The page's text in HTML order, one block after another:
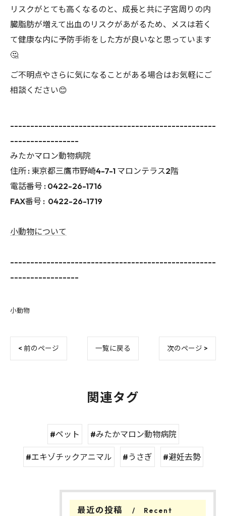
リスクがとても高くなるのと、成長と共に子宮周りの内
臓脂肪が増えて出血のリスクがあがるため、メスは若く
て健康な内に予防手術をした方が良いなと思っています
🤔
ご不明点やさらに気になることがある場合はお気軽にご
相談ください😊
---------------------------------------------------
-----------------
みたかマロン動物病院
住所 : 東京都三鷹市野崎4-7-1 マロンテラス2階
電話番号 : 0422-26-1716
FAX番号 : 0422-26-1719
小動物について
---------------------------------------------------
-----------------
小動物
< 前のページ 一覧に戻る 次のページ >
関連タグ
#ペット #みたかマロン動物病院
#エキゾチックアニマル #うさぎ #避妊去勢
最近の投稿
Recent